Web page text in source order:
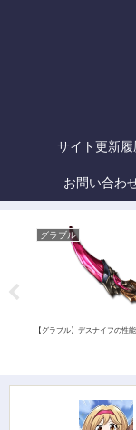
サイト更新履
お問い合わ
グラブル
【グラブル】デスナイフの性